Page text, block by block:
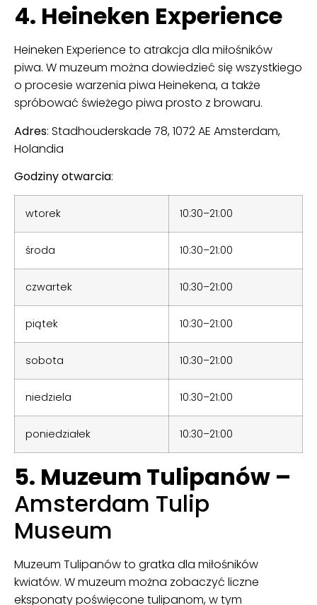
4. Heineken Experience
Heineken Experience to atrakcja dla miłośników
piwa. W muzeum można dowiedzieć się wszystkiego
o procesie warzenia piwa Heinekena, a także
spróbować świeżego piwa prosto z browaru.
Adres: Stadhouderskade 78, 1072 AE Amsterdam,
Holandia
Godziny otwarcia:
wtorek 10:30–21:00
środa 10:30–21:00
czwartek 10:30–21:00
piątek 10:30–21:00
sobota 10:30–21:00
niedziela 10:30–21:00
poniedziałek 10:30–21:00
5. Muzeum Tulipanów –
Amsterdam Tulip
Museum
Muzeum Tulipanów to gratka dla miłośników
kwiatów. W muzeum można zobaczyć liczne
eksponaty poświęcone tulipanom, w tym